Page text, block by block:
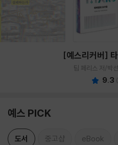
[예스리커버]
팀 페리스 저/박
9.3 (
예스 PICK
도서 중고샵 eBook